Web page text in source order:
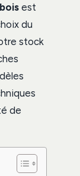
est
du
stock
de